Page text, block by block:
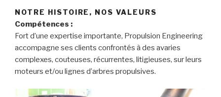
NOTRE HISTOIRE, NOS VALEURS
Compétences :
Fort d’une expertise importante, Propulsion Engineering
accompagne ses clients confrontés à des avaries
complexes, couteuses, récurrentes, litigieuses, sur leurs
moteurs et/ou lignes d’arbres propulsives.